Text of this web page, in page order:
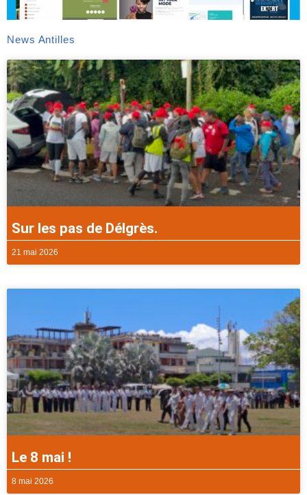
News Antilles
Sur les pas de Délgrès.
21 mai 2026
Le 8 mai !
8 mai 2026